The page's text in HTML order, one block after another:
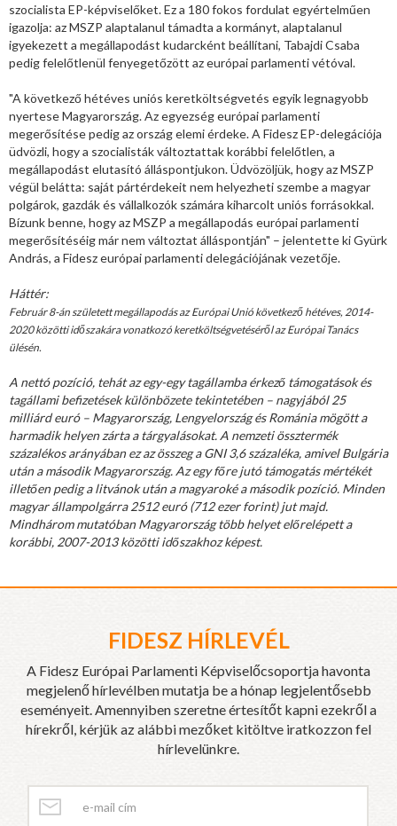
szocialista EP-képviselőket. Ez a 180 fokos fordulat egyértelműen
igazolja: az MSZP alaptalanul támadta a kormányt, alaptalanul
igyekezett a megállapodást kudarcként beállítani, Tabajdi Csaba
pedig felelőtlenül fenyegetőzött az európai parlamenti vétóval.
"A következő hétéves uniós keretköltségvetés egyik legnagyobb
nyertese Magyarország. Az egyezség európai parlamenti
megerősítése pedig az ország elemi érdeke. A Fidesz EP-delegációja
üdvözli, hogy a szocialisták változtattak korábbi felelőtlen, a
megállapodást elutasító álláspontjukon. Üdvözöljük, hogy az MSZP
végül belátta: saját pártérdekeit nem helyezheti szembe a magyar
polgárok, gazdák és vállalkozók számára kiharcolt uniós forrásokkal.
Bízunk benne, hogy az MSZP a megállapodás európai parlamenti
megerősítéséig már nem változtat álláspontján" – jelentette ki Gyürk
András, a Fidesz európai parlamenti delegációjának vezetője.
Háttér:
Február 8-án született megállapodás az Európai Unió következő hétéves, 2014-
2020 közötti időszakára vonatkozó keretköltségvetéséről az Európai Tanács
ülésén.
A nettó pozíció, tehát az egy-egy tagállamba érkező támogatások és
tagállami befizetések különbözete tekintetében – nagyjából 25
milliárd euró – Magyarország, Lengyelország és Románia mögött a
harmadik helyen zárta a tárgyalásokat. A nemzeti össztermék
százalékos arányában ez az összeg a GNI 3,6 százaléka, amivel Bulgária
után a második Magyarország. Az egy főre jutó támogatás mértékét
illetően pedig a litvánok után a magyaroké a második pozíció. Minden
magyar állampolgárra 2512 euró (712 ezer forint) jut majd.
Mindhárom mutatóban Magyarország több helyet előrelépett a
korábbi, 2007-2013 közötti időszakhoz képest.
FIDESZ HÍRLEVÉL
A Fidesz Európai Parlamenti Képviselőcsoportja havonta
megjelenő hírlevélben mutatja be a hónap legjelentősebb
eseményeit. Amennyiben szeretne értesítőt kapni ezekről a
hírekről, kérjük az alábbi mezőket kitöltve iratkozzon fel
hírlevelünkre.